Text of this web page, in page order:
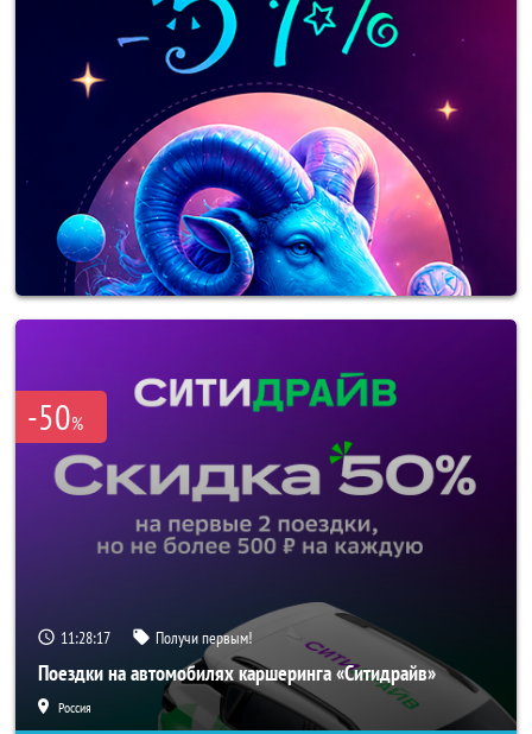
-50%
11:28:15 Получи первым!
Поездки на автомобилях каршеринга «Ситидрайв»
Россия